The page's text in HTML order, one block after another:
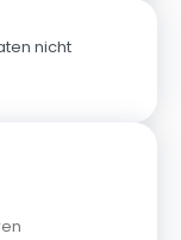
nicht